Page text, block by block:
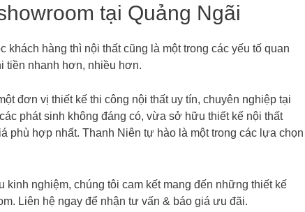
tại Quảng Ngãi
khách hàng thì nội thất cũng là một trong các yếu tố quan
tiền nhanh hơn, nhiều hơn.
đơn vị thiết kế thi công nội thất uy tín, chuyên nghiệp tại
phát sinh không đáng có, vừa sở hữu thiết kế nội thất
phù hợp nhất. Thanh Niên tự hào là một trong các lựa chọn
nghiệm, chúng tôi cam kết mang đến những thiết kế
Liên hệ ngay để nhận tư vấn & báo giá ưu đãi.